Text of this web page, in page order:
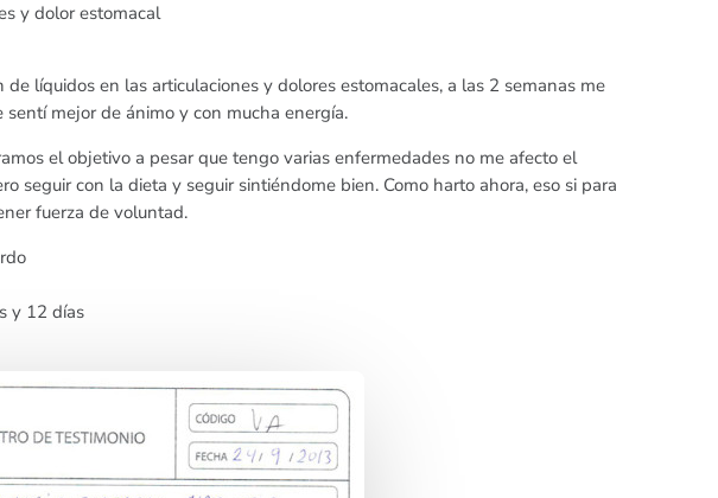
y dolor estomacal
líquidos en las articulaciones y dolores estomacales, a las 2 semanas me
mejor de ánimo y con mucha energía.
el objetivo a pesar que tengo varias enfermedades no me afecto el
seguir con la dieta y seguir sintiéndome bien. Como harto ahora, eso si para
fuerza de voluntad.
y 12 días